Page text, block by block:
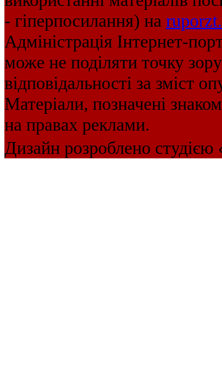
- гіперпосилання) на
Адміністрація Інтернет-
може не поділяти точку
відповідальності за зміст
Матеріали, позначені
на правах реклами.
Дизайн розроблено студією